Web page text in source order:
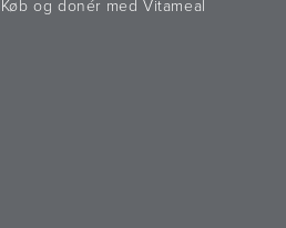
Køb og donér med Vitameal